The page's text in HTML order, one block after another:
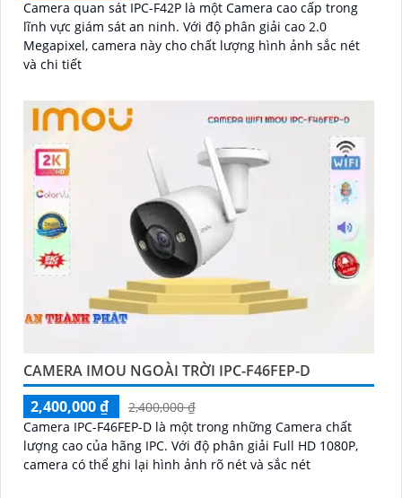
Camera quan sát IPC-F42P là một Camera cao cấp trong
lĩnh vực giám sát an ninh. Với độ phân giải cao 2.0
Megapixel, camera này cho chất lượng hình ảnh sắc nét
và chi tiết
CAMERA IMOU NGOÀI TRỜI IPC-F46FEP-D
2,400,000 ₫
2,400,000 ₫
Camera IPC-F46FEP-D là một trong những Camera chất
lượng cao của hãng IPC. Với độ phân giải Full HD 1080P,
camera có thể ghi lại hình ảnh rõ nét và sắc nét